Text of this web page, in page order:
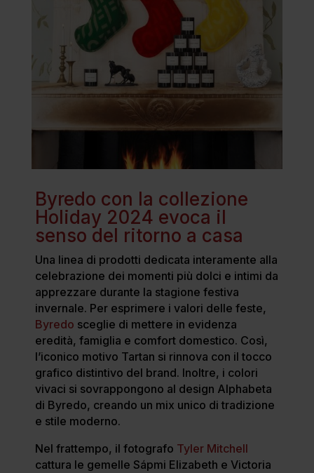
Byredo con la collezione
Holiday 2024 evoca il
senso del ritorno a casa
Una linea di prodotti dedicata interamente alla
celebrazione dei momenti più dolci e intimi da
apprezzare durante la stagione festiva
invernale. Per esprimere i valori delle feste,
Byredo sceglie di mettere in evidenza
eredità, famiglia e comfort domestico. Così,
l’iconico motivo Tartan si rinnova con il tocco
grafico distintivo del brand. Inoltre, i colori
vivaci si sovrappongono al design Alphabeta
di Byredo, creando un mix unico di tradizione
e stile moderno.
Nel frattempo, il fotografo Tyler Mitchell
cattura le gemelle Sápmi Elizabeth e Victoria